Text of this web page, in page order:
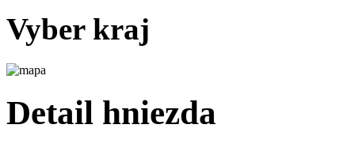
Vyber kraj
Detail hniezda